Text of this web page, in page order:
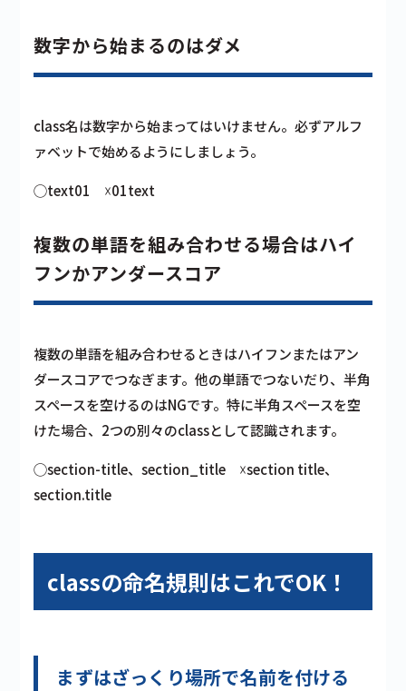
数字から始まるのはダメ
class名は数字から始まってはいけません。必ずアルフ
ァベットで始めるようにしましょう。
◯text01 ☓01text
複数の単語を組み合わせる場合はハイ
フンかアンダースコア
複数の単語を組み合わせるときはハイフンまたはアン
ダースコアでつなぎます。他の単語でつないだり、半角
スペースを空けるのはNGです。特に半角スペースを空
けた場合、2つの別々のclassとして認識されます。
◯section-title、section_title ☓section title、
section.title
classの命名規則はこれでOK！
まずはざっくり場所で名前を付ける